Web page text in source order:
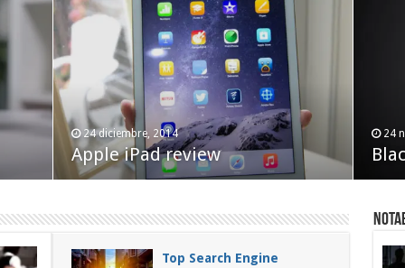
24 diciembre, 2014
Apple iPad review
24
24 septiembre, 2014
Imagine Losing 20 Pounds In
14 Days!
24
A
Top Search Engine